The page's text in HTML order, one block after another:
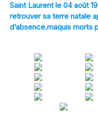
Saint Laurent le 04 août
retrouver sa terre natale
d’absence.maquis morts